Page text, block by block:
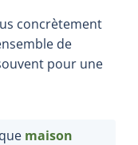
concrètement
de
pour une
maison